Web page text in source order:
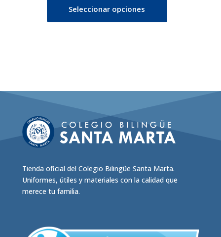
Seleccionar opciones
opciones
se
pueden
en
la
página
Tienda oficial del Colegio Bilingüe Santa Marta.
Uniformes, útiles y materiales con la calidad que
merece tu familia.